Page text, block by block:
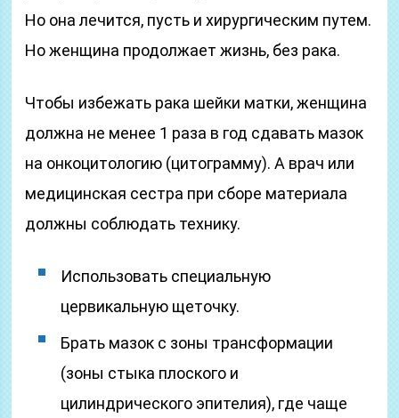
Но она лечится, пусть и хирургическим путем.
Но женщина продолжает жизнь, без рака.
Чтобы избежать рака шейки матки, женщина
должна не менее 1 раза в год сдавать мазок
на онкоцитологию (цитограмму). А врач или
медицинская сестра при сборе материала
должны соблюдать технику.
Использовать специальную
цервикальную щеточку.
Брать мазок с зоны трансформации
(зоны стыка плоского и
цилиндрического эпителия), где чаще